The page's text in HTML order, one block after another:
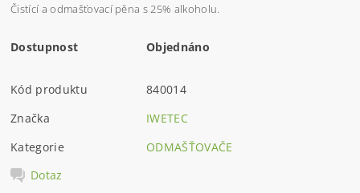
Čistící a odmašťovací pěna s 25% alkoholu.
Dostupnost Objednáno
Kód produktu
840014
Značka
IWETEC
Kategorie
ODMAŠŤOVAČE
Dotaz